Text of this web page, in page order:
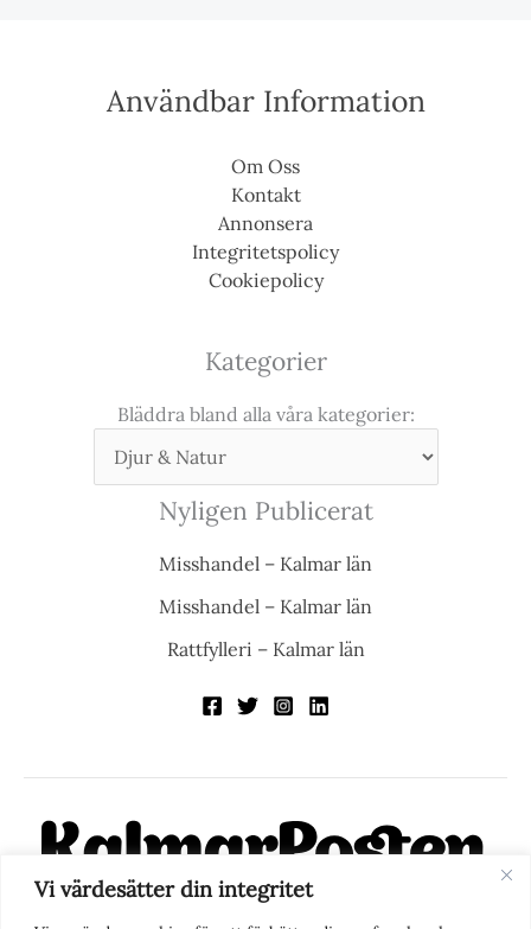
Vi värdesätter din integritet
Användbar Information
Om Oss
Kontakt
Annonsera
Integritetspolicy
Cookiepolicy
Kategorier
Bläddra bland alla våra kategorier:
Nyligen Publicerat
Misshandel – Kalmar län
Misshandel – Kalmar län
Rattfylleri – Kalmar län
KalmarPosten är en modern lokalnyhetstidning på nätet. Med